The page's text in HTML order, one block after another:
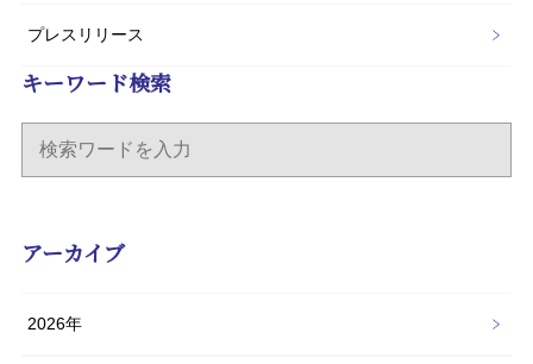
プレスリリース
キーワード検索
アーカイブ
2026年